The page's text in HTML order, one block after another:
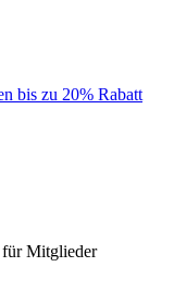
bis zu 20% Rabatt
für Mitglieder